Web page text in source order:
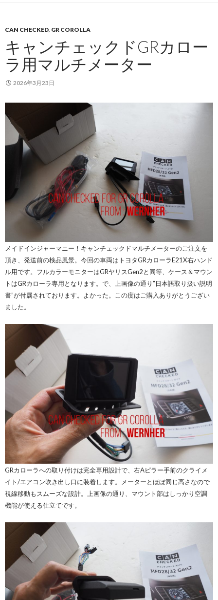
CAN CHECKED, GR COROLLA
キャンチェックドGRカロー
ラ用マルチメーター
2026年3月23日
メイドインジャーマニー！キャンチェックドマルチメーターのご注文を
頂き、発送前の検品風景。今回の車両はトヨタGRカローラE21X右ハンド
ル用です。フルカラーモニターはGRヤリスGen2と同等、ケース＆マウン
トはGRカローラ専用となります。で、上画像の通り”日本語取り扱い説明
書”が付属されております。よかった。この度はご購入ありがとうござい
ました。
GRカローラへの取り付けは完全専用設計で、右Aピラー手前のクライメ
イト/エアコン吹き出し口に装着します。メーターとほぼ同じ高さなので
視線移動もスムーズな設計。上画像の通り、マウント部はしっかり空調
機能が使える仕立てです。